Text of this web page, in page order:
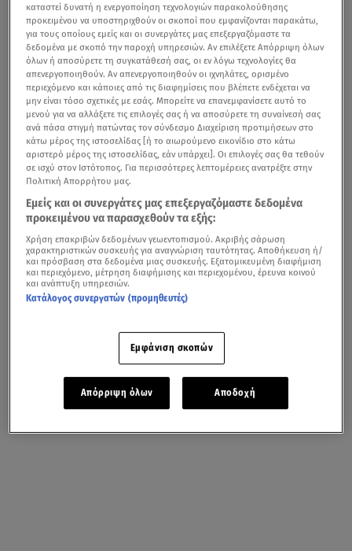
καταστεί δυνατή η ενεργοποίηση τεχνολογιών παρακολούθησης
προκειμένου να υποστηριχθούν οι σκοποί που εμφανίζονται παρακάτω,
για τους οποίους εμείς και οι συνεργάτες μας επεξεργαζόμαστε τα
δεδομένα με σκοπό την παροχή υπηρεσιών. Αν επιλέξετε Απόρριψη όλων
όλων ή αποσύρετε τη συγκατάθεσή σας, οι εν λόγω τεχνολογίες θα
απενεργοποιηθούν. Αν απενεργοποιηθούν οι ιχνηλάτες, ορισμένο
περιεχόμενο και κάποιες από τις διαφημίσεις που βλέπετε ενδέχεται να
μην είναι τόσο σχετικές με εσάς. Μπορείτε να επανεμφανίσετε αυτό το
μενού για να αλλάξετε τις επιλογές σας ή να αποσύρετε τη συναίνεσή σας
ανά πάσα στιγμή πατώντας τον σύνδεσμο Διαχείριση προτιμήσεων στο
κάτω μέρος της ιστοσελίδας [ή το αιωρούμενο εικονίδιο στο κάτω
αριστερό μέρος της ιστοσελίδας, εάν υπάρχει]. Οι επιλογές σας θα τεθούν
σε ισχύ στον Ιστότοπος. Για περισσότερες λεπτομέρειες ανατρέξτε στην
Πολιτική Απορρήτου μας.
Εμείς και οι συνεργάτες μας επεξεργαζόμαστε δεδομένα
προκειμένου να παρασχεθούν τα εξής:
Χρήση επακριβών δεδομένων γεωεντοπισμού. Ακριβής σάρωση
χαρακτηριστικών συσκευής για αναγνώριση ταυτότητας. Αποθήκευση ή/
και πρόσβαση στα δεδομένα μιας συσκευής. Εξατομικευμένη διαφήμιση
και περιεχόμενο, μέτρηση διαφήμισης και περιεχομένου, έρευνα κοινού
και ανάπτυξη υπηρεσιών.
Κατάλογος συνεργατών (προμηθευτές)
Εμφάνιση σκοπών
Απόρριψη όλων Αποδοχή